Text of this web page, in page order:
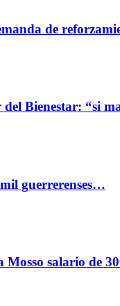
de
Bienestar: “si
guerrerenses…
Mosso salario de